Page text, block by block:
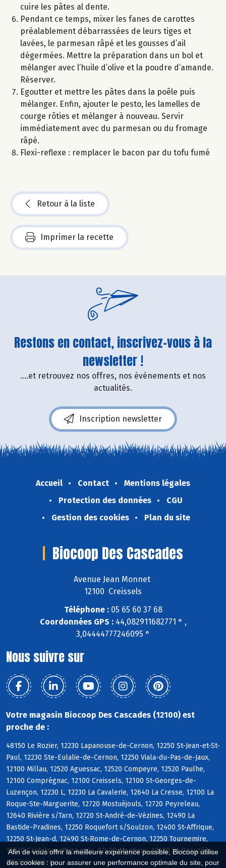
Afin de vous offrir la meilleure expérience possible, Biocoop utilise
des cookies : pour assurer une performance optimale du site, pour
cuire les pâtes al dente.
Pendant ce temps, mixer les fanes de carottes
préalablement débarrassées de leurs tiges et
lavées, le parmesan râpé et les gousses d’ail
dégermées. Mettre la préparation dans un bol et
mélanger avec l’huile d’olive et la poudre d’amande.
Réserver.
Egoutter et mettre les pâtes dans la poêle puis
mélanger. Enfin, ajouter le pesto, les lamelles de
courge rôties et mélanger à nouveau. Servir
immédiatement avec du parmesan ou du fromage
râpé.
Flexi-reflexe : remplacer le bacon par du tofu fumé
Retour à la liste
Imprimer la recette
Restons en contact, inscrivez-vous à la
newsletter !
....et retrouvez nos offres, nos événements et nos
actualités.
Inscription newsletter
Accueil Contact
Mentions légales
Protection des données
CGU
Gestion des cookies
Plan du site
Biocoop Des Cascades
Avenue Jean Monnet
12100 Creissels
Téléphone :05 65 60 37 68
Coordonnées GPS :44,082911682771 ° ,
3,04444777246095 °
Nous suivre sur
Votre magasin Biocoop Des Cascades (12100) est
proche de :
48150 Le Rozier, 12230 Lapanouse-de-Cernon, 12250 St-Jean-et-St-
Paul, 12230 Ste-Eulalie-de-Cernon, 12250 Viala-du-Pas-de-Jaux,
12100 Millau, 12520 Aguessac, 12520 Compeyre, 12520 Paulhe,
12100 Comprégnac, 12100 Creissels, 12100 St-Georges-de-
Luzençon, 12230 L, 12230 La Cavalerie, 12640 La Cresse, 12100 La
Roque-Ste-Marguerite, 12720 Mostuéjouls, 12720 Peyreleau,
12640 Rivière s/Tarn, 12720 St-André-de-Vézines, 12490 La
Bastide-Pradines, 12250 Roquefort s/Soulzon, 12400 St-Affrique,
12250 St-Jean-d, 12490 St-Rome-de-Cernon, 12250 Tournemire,
12620 Castelnau-Pégayrols, 12490 Montjaux, 12620 St-Beauzély,
12520 Verrières